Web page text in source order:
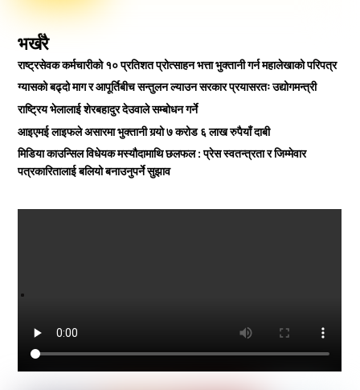
भर्खरै
राष्ट्रसेवक कर्मचारीको १० प्रतिशत प्रोत्साहन भत्ता भुक्तानी गर्न महालेखाको परिपत्र
ग्यासको बढ्दो माग र आपूर्तिबीच सन्तुलन ल्याउन सरकार प्रयासरतः उद्योगमन्त्री
राष्ट्रिय भेलालाई शेरबहादुर देउवाले सम्बोधन गर्ने
आइएमई लाइफले असारमा भुक्तानी गर्‍यो ७ करोड ६ लाख रुपैयाँ दाबी
मिडिया काउन्सिल विधेयक मस्यौदामाथि छलफल : प्रेस स्वतन्त्रता र जिम्मेवार
पत्रकारितालाई बलियो बनाउनुपर्ने सुझाव